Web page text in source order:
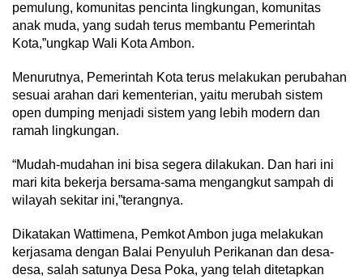
pemulung, komunitas pencinta lingkungan, komunitas
anak muda, yang sudah terus membantu Pemerintah
Kota,”ungkap Wali Kota Ambon.
Menurutnya, Pemerintah Kota terus melakukan perubahan
sesuai arahan dari kementerian, yaitu merubah sistem
open dumping menjadi sistem yang lebih modern dan
ramah lingkungan.
“Mudah-mudahan ini bisa segera dilakukan. Dan hari ini
mari kita bekerja bersama-sama mengangkut sampah di
wilayah sekitar ini,”terangnya.
Dikatakan Wattimena, Pemkot Ambon juga melakukan
kerjasama dengan Balai Penyuluh Perikanan dan desa-
desa, salah satunya Desa Poka, yang telah ditetapkan